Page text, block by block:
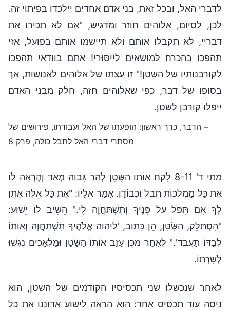
לדברי האל, ובכל זאת, בני אדם אחדים יילכדו בפיתוי זה.
לכן, לסיום, אלוהים חוזר ומדגיש, "אם לא תכירו את
דבריי, לא תקבלו אותם ולא תיישמו אותם בפועל, אזי
תהפכו בהכרח למושאים לייִסּוּרַי! אתם בוודאי תהפכו
לקורבנותיו של השטן!" זו עצתו של אלוהים לאנושות, אך
בסופו של דבר, כפי שאלוהים חזה, חלק מבני האדם
ייפלו קורבן לשטן.
– הדבר, כרך ראשון: הופעתו של האל ועבודתו, פירושים של
מסתרי דברי האל לתבל כולה, פרק 8
מתי ד' 8-11 לָקַח אוֹתוֹ הַשָּׂטָן לְהַר גָּבוֹהַּ מְאֺד וְהֶרְאָה לוֹ
אֶת כָּל מַמְלְכוֹת תֵּבֵל וּכְבוֹדָן. אָמַר אֵלָיו: "אֶת כָּל אֵלֶּה אֶתֵּן
לְךָ אִם תִּפֺּל עַל פָּנֶיךָ וְתִשְׁתַּחֲוֶה לִי." הֵשִׁיב לוֹ יֵשׁוּעַ:
"הִסְתַּלֵּק, הַשָּׂטָן, הֵן כָּתוּב, 'לַיהוה אֱלֹהֶיךָ תִּשְׁתַּחֲוֶה וְאוֹתוֹ
לְבַדּוֹ תַּעֲבֺד'." לְאַחַר מִכֵּן עָזַב אוֹתוֹ הַשָּׂטָן וּמַלְאָכִים נִגְּשׁוּ
לְשָׁרְתוֹ.
לאחר שנכשלו שני תכסיסיו הקודמים של השטן, הוא
ניסה עוד תכסיס אחד: הוא הראה לישוע אדוננו את כל